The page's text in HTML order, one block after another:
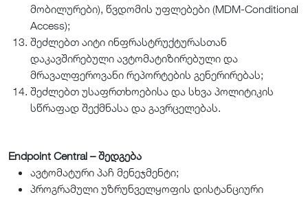
მობილურები), წვდომის უფლებები (MDM-Conditional
Access);
შეძლებთ აიტი ინფრასტრუქტურასთან
დაკავშირებული ავტომატიზირებული და
მრავალფეროვანი რეპორტების გენერირებას;
შეძლებთ უსაფრთხოებისა და სხვა პოლიტიკის
სწრაფად შექმნასა და გავრცელებას.
Endpoint Central – შედგება
ავტომატური პაჩ მენეჯმენტი;
პროგრამული უზრუნველყოფის დისტანციური